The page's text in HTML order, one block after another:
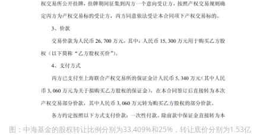
图：中海基金的股权转让比例分别为33.409%和25%，转让底价分别为1.53亿